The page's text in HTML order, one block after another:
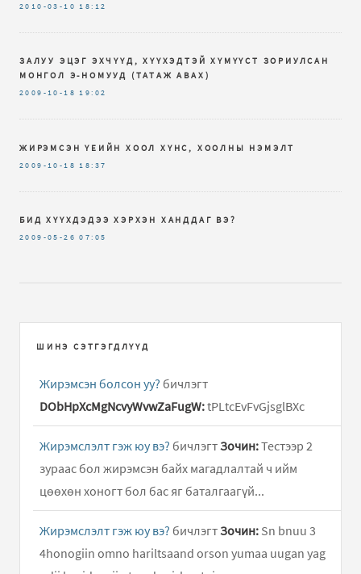
2010-03-10 18:12
ЗАЛУУ ЭЦЭГ ЭХЧҮҮД, ХҮҮХЭДТЭЙ ХҮМҮҮСТ ЗОРИУЛСАН
МОНГОЛ Э-НОМУУД (ТАТАЖ АВАХ)
2009-10-18 19:02
ЖИРЭМСЭН ҮЕИЙН ХООЛ ХҮНС, ХООЛНЫ НЭМЭЛТ
2009-10-18 18:37
БИД ХҮҮХДЭДЭЭ ХЭРХЭН ХАНДДАГ ВЭ?
2009-05-26 07:05
ШИНЭ СЭТГЭГДЛҮҮД
Жирэмсэн болсон уу? бичлэгт
DObHpXcMgNcvyWvwZaFugW:tPLtcEvFvGjsglBXc
Жирэмслэлт гэж юу вэ? бичлэгтЗочин:Тестээр 2
зураас бол жирэмсэн байх магадлалтай ч ийм
цөөхөн хоногт бол бас яг баталгаагүй...
Жирэмслэлт гэж юу вэ? бичлэгтЗочин: Sn bnuu 3
4honogiin omno hariltsaand orson yumaa uugan yag